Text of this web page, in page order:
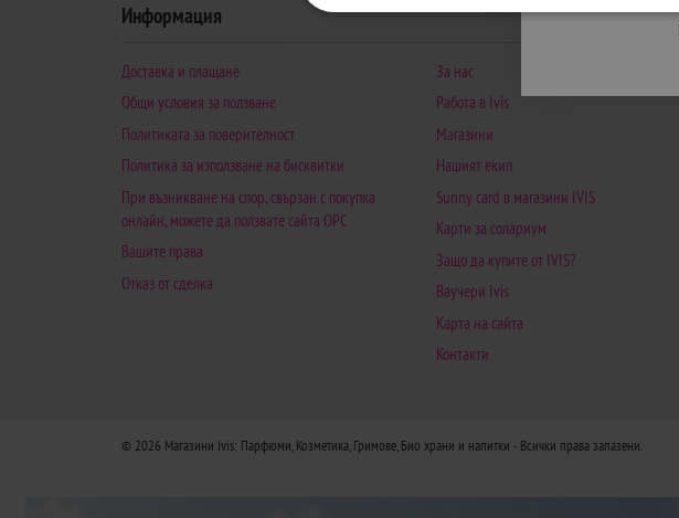
Информация
Доставка и плащане
Общи условия за ползване
Политиката за поверителност
Политика за използване на бисквитки
При възникване на спор, свързан с покупка
онлайн, можете да ползвате сайта ОРС
Вашите права
Отказ от сделка
За нас
Работа в Ivis
Магазини
Нашият екип
Sunny card в магазини IVIS
Карти за солариум
Защо да купите от IVIS?
Ваучери Ivis
Карта на сайта
Контакти
© 2026 Магазини Ivis: Парфюми, Козметика, Гримове, Био храни и напитки - Всички права запазени.